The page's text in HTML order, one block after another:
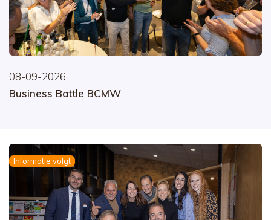
08-09-2026
Business Battle BCMW
Informatie volgt